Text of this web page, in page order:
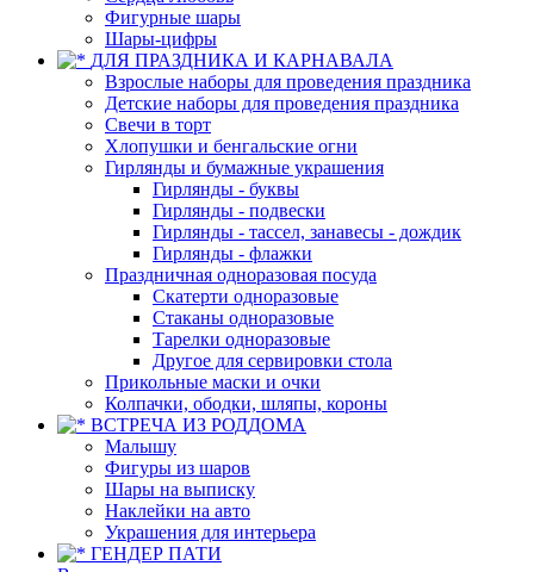
Фигурные шары
Шары-цифры
ДЛЯ ПРАЗДНИКА И КАРНАВАЛА
Взрослые наборы для проведения праздника
Детские наборы для проведения праздника
Свечи в торт
Хлопушки и бенгальские огни
Гирлянды и бумажные украшения
Гирлянды - буквы
Гирлянды - подвески
Гирлянды - тассел, занавесы - дождик
Гирлянды - флажки
Праздничная одноразовая посуда
Скатерти одноразовые
Стаканы одноразовые
Тарелки одноразовые
Другое для сервировки стола
Прикольные маски и очки
Колпачки, ободки, шляпы, короны
ВСТРЕЧА ИЗ РОДДОМА
Малышу
Фигуры из шаров
Шары на выписку
Наклейки на авто
Украшения для интерьера
ГЕНДЕР ПАТИ